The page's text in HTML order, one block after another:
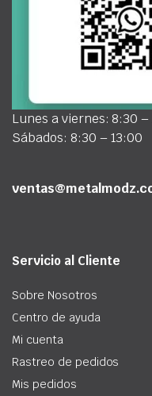
Lunes a viernes: 8:30 –
Sábados: 8:30 – 13:00
Servicio al Cliente
Sobre Nosotros
Centro de ayuda
Mi cuenta
Rastreo de pedidos
Mis pedidos